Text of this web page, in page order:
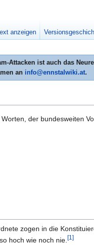
Attacken ist auch das
an info@ennstalwiki.at.
der bundesweiten
zogen in die
hoch wie noch nie.[1]
anzeigen